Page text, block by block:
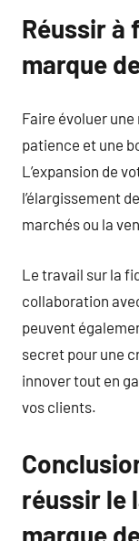
Réussir à
marque
Faire évoluer
patience et une
L’expansion de
l’élargissement
marchés ou la
Le travail sur la
collaboration
peuvent
secret pour une
innover tout en
vos clients.
réussir le
marque